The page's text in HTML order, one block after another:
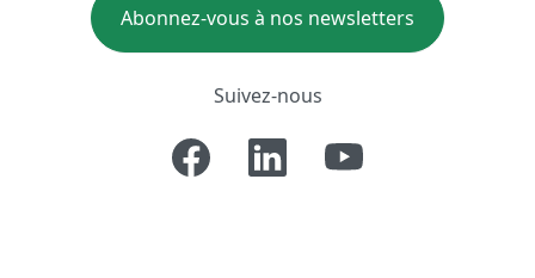
Abonnez-vous à nos newsletters
Suivez-nous